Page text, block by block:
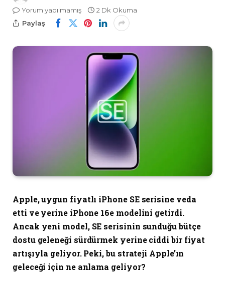
Yorum yapılmamış
2 Dk Okuma
Paylaş
Apple, uygun fiyatlı iPhone SE serisine veda
etti ve yerine iPhone 16e modelini getirdi.
Ancak yeni model, SE serisinin sunduğu bütçe
dostu geleneği sürdürmek yerine ciddi bir fiyat
artışıyla geliyor. Peki, bu strateji Apple’ın
geleceği için ne anlama geliyor?